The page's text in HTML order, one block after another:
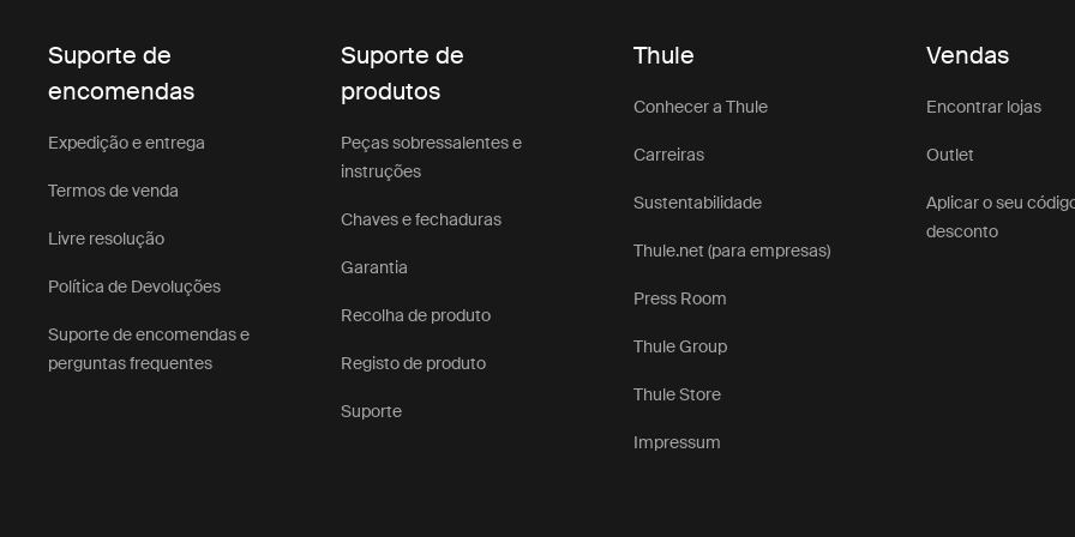
Suporte de
encomendas
Expedição e entrega
Termos de venda
Livre resolução
Política de Devoluções
Suporte de encomendas e
perguntas frequentes
Suporte de
produtos
Peças sobressalentes e
instruções
Chaves e fechaduras
Garantia
Recolha de produto
Registo de produto
Suporte
Thule
Conhecer a Thule
Carreiras
Sustentabilidade
Thule.net (para empresas)
Press Room
Thule Group
Thule Store
Impressum
Vendas
Encontrar lojas
Outlet
Aplicar o seu
desconto